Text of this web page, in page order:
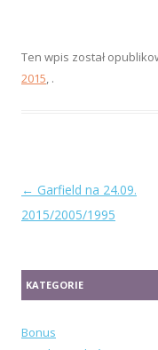
Ten wpis został
2015, .
Zobacz
wpisy
← Garfield na 24.09.
2015/2005/1995
KATEGORIE
Bonus